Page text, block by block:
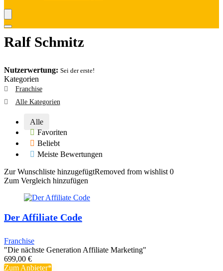
Ralf Schmitz
Nutzerwertung: Sei der erste!
Kategorien
Franchise
Alle Kategorien
Alle
Favoriten
Beliebt
Meiste Bewertungen
Zur Wunschliste hinzugefügtRemoved from wishlist 0
Zum Vergleich hinzufügen
Der Affiliate Code
Franchise
"Die nächste Generation Affiliate Marketing"
699,00 €
Zum Anbieter